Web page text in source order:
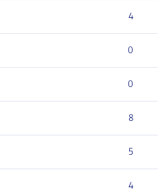
4
0
0
8
5
4